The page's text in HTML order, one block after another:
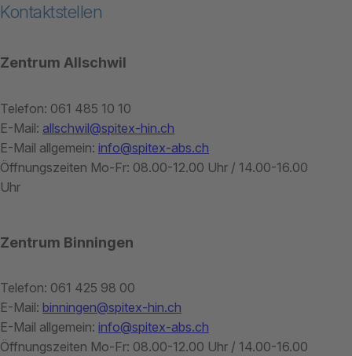
Kontaktstellen
Zentrum Allschwil
Telefon: 061 485 10 10
E-Mail: allschwil@spitex-hin.ch
E-Mail allgemein: info@spitex-abs.ch
Öffnungszeiten Mo-Fr: 08.00-12.00 Uhr / 14.00-16.00
Uhr
Zentrum Binningen
Telefon: 061 425 98 00
E-Mail: binningen@spitex-hin.ch
E-Mail allgemein: info@spitex-abs.ch
Öffnungszeiten Mo-Fr: 08.00-12.00 Uhr / 14.00-16.00